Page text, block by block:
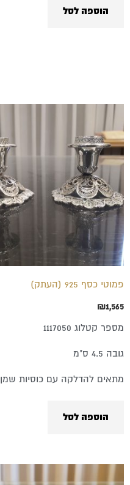
הוספה לסל
פמוטי כסף 925 (העתק)
₪1,565
מספר קטלוג 1117050
גובה 4.5 ס"מ
מתאים להדלקה עם כוסיות שמן
הוספה לסל